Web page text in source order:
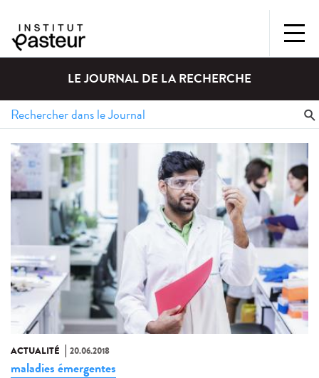
LE JOURNAL DE LA RECHERCHE
ACTUALITÉ 20.06.2018
maladies émergentes